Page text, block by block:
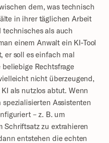
dem, was technisch
in ihrer täglichen Arbeit
technisches als auch
einem Anwalt ein KI-Tool
er soll es einfach mal
Rechtsfrage
nicht überzeugend,
als nutzlos abtut. Wenn
Assistenten
– z. B. um
Schriftsatz zu extrahieren
entstehen die echten